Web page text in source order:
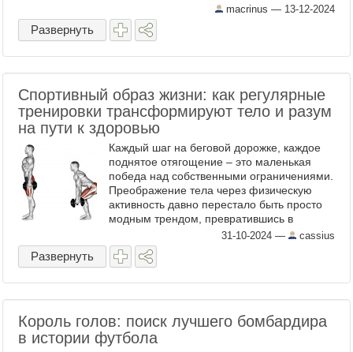
macrinus — 13-12-2024
Развернуть
Спортивный образ жизни: как регулярные
тренировки трансформируют тело и разум
на пути к здоровью
Каждый шаг на беговой дорожке, каждое
поднятое отягощение – это маленькая
победа над собственными ограничениями.
Преображение тела через физическую
активность давно перестало быть просто
модным трендом, превратившись в
осознанный выбор миллионов людей по
всему миру. В мышечной ...
31-10-2024 — cassius
Развернуть
Король голов: поиск лучшего бомбардира
в истории футбола